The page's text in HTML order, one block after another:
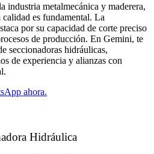
industria metalmecánica y maderera,
es fundamental. La
por su capacidad de corte preciso
de producción. En Gemini, te
seccionadoras hidráulicas,
de experiencia y alianzas con
ahora.
Hidráulica